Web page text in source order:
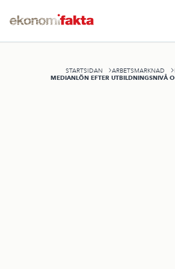
STARTSIDAN ARBETSMARKNAD
MEDIANLÖN EFTER UTBILDNINGSNIVÅ